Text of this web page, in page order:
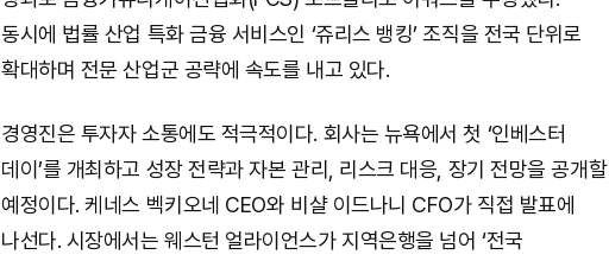
동시에 법률 산업 특화 금융 서비스인 ‘쥬리스 뱅킹’ 조직을 전국 단위로
확대하며 전문 산업군 공략에 속도를 내고 있다.
경영진은 투자자 소통에도 적극적이다. 회사는 뉴욕에서 첫 ‘인베스터
데이’를 개최하고 성장 전략과 자본 관리, 리스크 대응, 장기 전망을 공개할
예정이다. 케네스 벡키오네 CEO와 비샬 이드나니 CFO가 직접 발표에
나선다. 시장에서는 웨스턴 얼라이언스가 지역은행을 넘어 ‘전국